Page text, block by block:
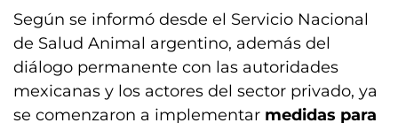
Según se informó desde el Servicio Nacional
de Salud Animal argentino, además del
diálogo permanente con las autoridades
mexicanas y los actores del sector privado, ya
se comenzaron a implementar medidas para